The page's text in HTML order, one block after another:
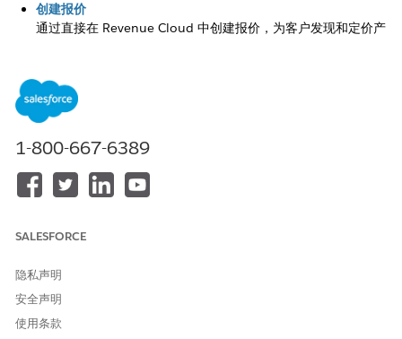
创建报价
通过直接在 Revenue Cloud 中创建报价，为客户发现和定价产
同步报价和业务机会的注意事项
在将报价行项目同步到业务机会之前，请了解报价和业务机会之
绑产品、属性和术语定义的项目。查看这些行为，以确保报价和
相关业务机会之间的数据一致性。
1-800-667-6389
SALESFORCE
隐私声明
安全声明
使用条款